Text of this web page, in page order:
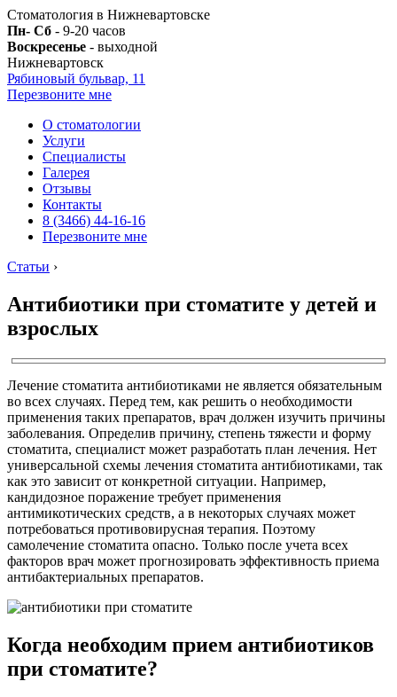
Стоматология в Нижневартовске
Пн- Сб - 9-20 часов
Воскресенье - выходной
Нижневартовск
Рябиновый бульвар, 11
Перезвоните мне
О стоматологии
Услуги
Специалисты
Галерея
Отзывы
Контакты
8 (3466) 44-16-16
Перезвоните мне
Статьи ›
Антибиотики при стоматите у детей и
взрослых
Лечение стоматита антибиотиками не является обязательным
во всех случаях. Перед тем, как решить о необходимости
применения таких препаратов, врач должен изучить причины
заболевания. Определив причину, степень тяжести и форму
стоматита, специалист может разработать план лечения. Нет
универсальной схемы лечения стоматита антибиотиками, так
как это зависит от конкретной ситуации. Например,
кандидозное поражение требует применения
антимикотических средств, а в некоторых случаях может
потребоваться противовирусная терапия. Поэтому
самолечение стоматита опасно. Только после учета всех
факторов врач может прогнозировать эффективность приема
антибактериальных препаратов.
Когда необходим прием антибиотиков
при стоматите?